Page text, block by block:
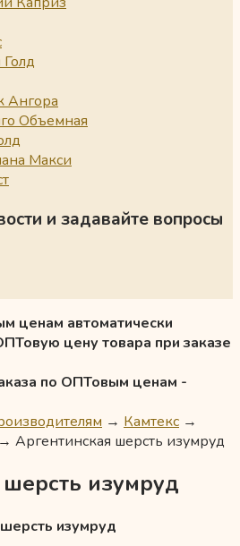
Ангора
Объемная
Макси
и задавайте вопросы
ценам автоматически
цену товара при заказе
по ОПТовым ценам -
→ Камтекс →
→ Аргентинская шерсть изумруд
изумруд
изумруд